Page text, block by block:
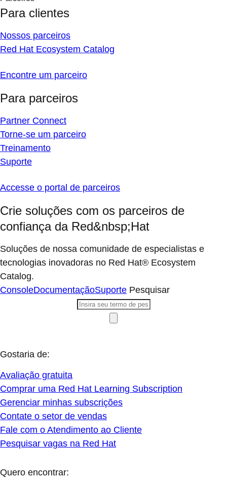
Para clientes
Nossos parceiros
Red Hat Ecosystem Catalog
Encontre um parceiro
Para parceiros
Partner Connect
Torne-se um parceiro
Treinamento
Suporte
Accesse o portal de parceiros
Crie soluções com os parceiros de
confiança da Red&nbsp;Hat
Soluções de nossa comunidade de especialistas e
tecnologias inovadoras no Red Hat® Ecosystem
Catalog.
ConsoleDocumentaçãoSuporte Pesquisar
Gostaria de:
Avaliação gratuita
Comprar uma Red Hat Learning Subscription
Gerenciar minhas subscrições
Contate o setor de vendas
Fale com o Atendimento ao Cliente
Pesquisar vagas na Red Hat
Quero encontrar: